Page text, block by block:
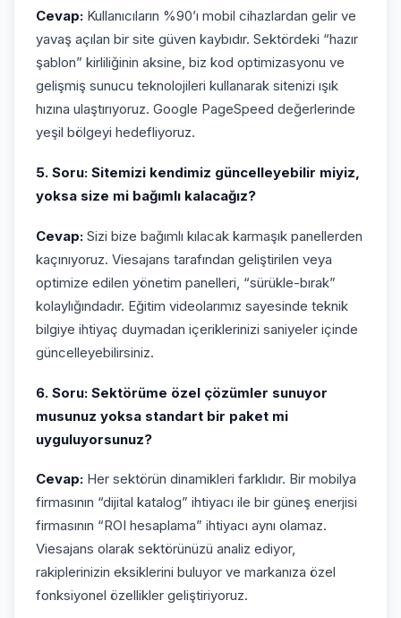
Cevap: Kullanıcıların %90’ı mobil cihazlardan gelir ve
yavaş açılan bir site güven kaybıdır. Sektördeki “hazır
şablon” kirliliğinin aksine, biz kod optimizasyonu ve
gelişmiş sunucu teknolojileri kullanarak sitenizi ışık
hızına ulaştırıyoruz. Google PageSpeed değerlerinde
yeşil bölgeyi hedefliyoruz.
5. Soru: Sitemizi kendimiz güncelleyebilir miyiz,
yoksa size mi bağımlı kalacağız?
Cevap: Sizi bize bağımlı kılacak karmaşık panellerden
kaçınıyoruz. Viesajans tarafından geliştirilen veya
optimize edilen yönetim panelleri, “sürükle-bırak”
kolaylığındadır. Eğitim videolarımız sayesinde teknik
bilgiye ihtiyaç duymadan içeriklerinizi saniyeler içinde
güncelleyebilirsiniz.
6. Soru: Sektörüme özel çözümler sunuyor
musunuz yoksa standart bir paket mi
uyguluyorsunuz?
Cevap: Her sektörün dinamikleri farklıdır. Bir mobilya
firmasının “dijital katalog” ihtiyacı ile bir güneş enerjisi
firmasının “ROI hesaplama” ihtiyacı aynı olamaz.
Viesajans olarak sektörünüzü analiz ediyor,
rakiplerinizin eksiklerini buluyor ve markanıza özel
fonksiyonel özellikler geliştiriyoruz.